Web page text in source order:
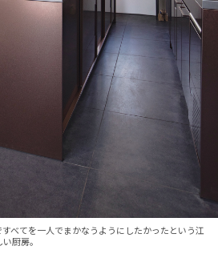
べてを一人でまかなうようにしたかったという江
厨房。